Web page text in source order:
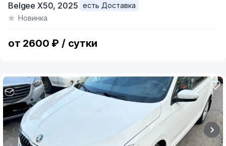
of
Belgee X50, 2025
есть Доставка
Новинка
от 2600 ₽ / сутки